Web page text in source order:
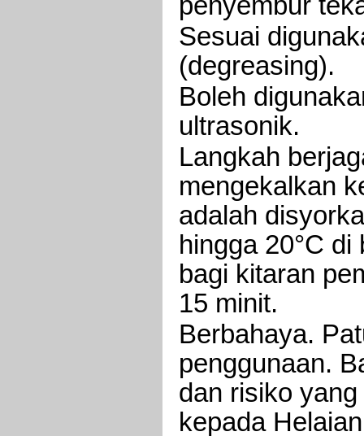
Sesuai
(degreasing).
Boleh
ultrasonik.
Langkah
mengekalkan
adalah
hingga 20°C
bagi kitaran
15 minit.
Berbahaya.
penggunaan.
dan risiko
kepada